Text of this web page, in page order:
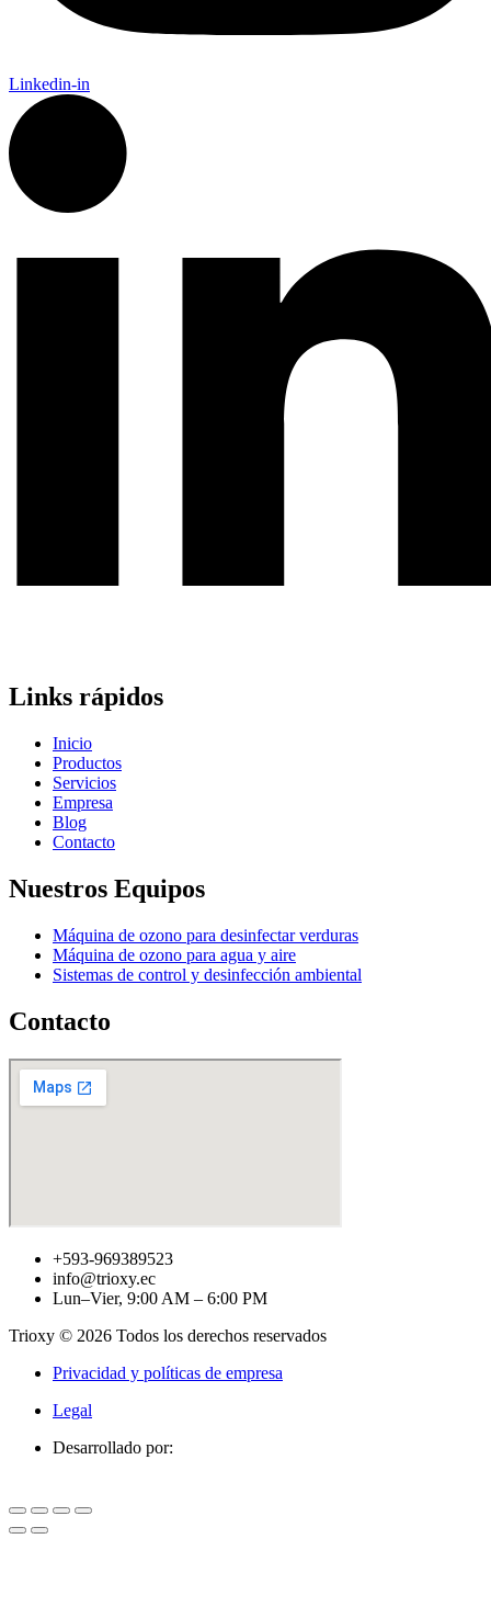
Linkedin-in
Links rápidos
Inicio
Productos
Servicios
Empresa
Blog
Contacto
Nuestros Equipos
Máquina de ozono para desinfectar verduras
Máquina de ozono para agua y aire
Sistemas de control y desinfección ambiental
Contacto
+593-969389523
info@trioxy.ec
Lun–Vier, 9:00 AM – 6:00 PM
Trioxy © 2026 Todos los derechos reservados
Privacidad y políticas de empresa
Legal
Desarrollado por: